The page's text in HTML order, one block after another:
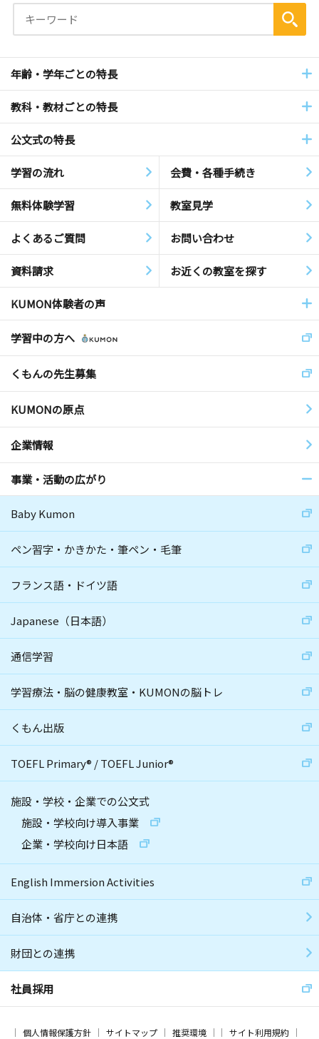
年齢・学年ごとの特長
教科・教材ごとの特長
公文式の特長
学習の流れ 会費・各種手続き
無料体験学習 教室見学
よくあるご質問 お問い合わせ
資料請求 お近くの教室を探す
KUMON体験者の声
学習中の方へ
くもんの先生募集
KUMONの原点
企業情報
事業・活動の広がり
Baby Kumon
ペン習字・かきかた・筆ペン・毛筆
フランス語・ドイツ語
Japanese（日本語）
通信学習
学習療法・脳の健康教室・KUMONの脳トレ
くもん出版
TOEFL Primary® /TOEFL Junior®
施設・学校・企業での公文式
施設・学校向け導入事業
企業・学校向け日本語
English Immersion Activities
自治体・省庁との連携
財団との連携
社員採用
個人情報保護方針 サイトマップ 推奨環境 サイト利用規約